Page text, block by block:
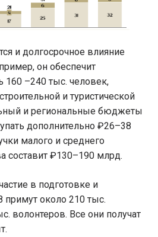
и долгосрочное влияние
он обеспечит
160 –240 тыс. человек,
и туристической
и региональные бюджеты
дополнительно ₽26–38
малого и среднего
составит ₽130–190 млрд.
в подготовке и
около 210 тыс.
волонтеров. Все они получат